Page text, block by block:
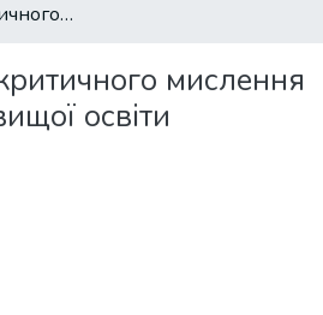
Формування критичного мислення у здобувачів вищої освіти світогляду
мислення
освіти